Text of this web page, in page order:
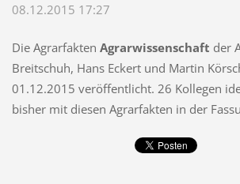
08.12.2015 17:27
Die Agrarfakten Agrarwissenschaft der
Breitschuh, Hans Eckert und Martin
01.12.2015 veröffentlicht. 26 Kollegen
bisher mit diesen Agrarfakten in der